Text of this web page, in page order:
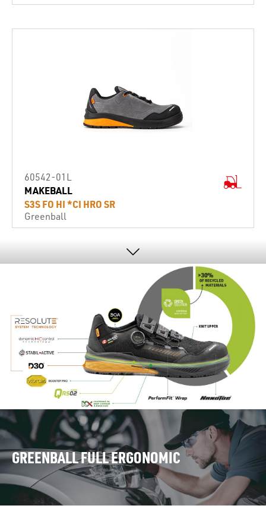
60542-01L
MAKEBALL
S3S FO HI *CI HRO SR
Greenball
GREENBALL FULL ERGONOMIC